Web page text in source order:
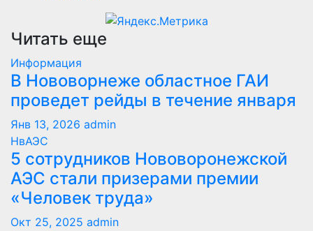
Читать еще
Информация
В Нововорнеже областное ГАИ
проведет рейды в течение января
Янв 13, 2026 admin
НвАЭС
5 сотрудников Нововоронежской
АЭС стали призерами премии
«Человек труда»
Окт 25, 2025 admin